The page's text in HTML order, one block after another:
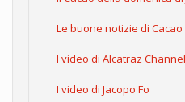
Le buone notizie di Cacao
I video di Alcatraz Channel
I video di Jacopo Fo